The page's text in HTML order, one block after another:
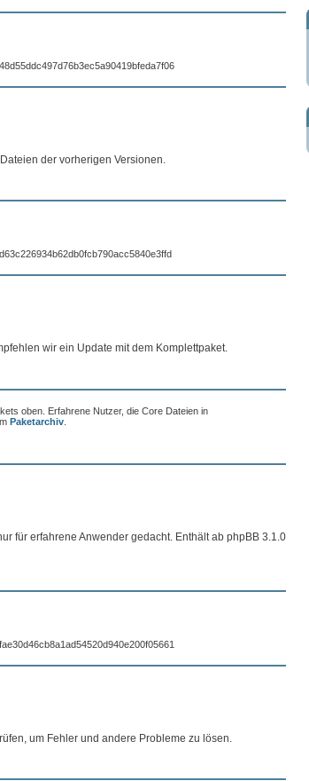
der vorherigen Versionen.
wir ein Update mit dem Komplettpaket.
oben. Erfahrene Nutzer, die Core Dateien in
Paketarchiv
für erfahrene Anwender gedacht. Enthält ab phpBB 3.1.0
um Fehler und andere Probleme zu lösen.